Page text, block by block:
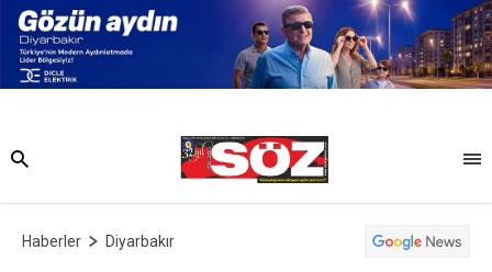
Haberler Diyarbakır